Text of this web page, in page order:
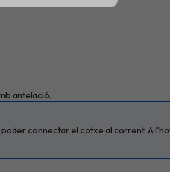
antelació.
connectar el cotxe al corrent. A